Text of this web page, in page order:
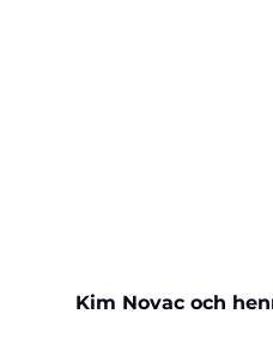
Kim Novac och